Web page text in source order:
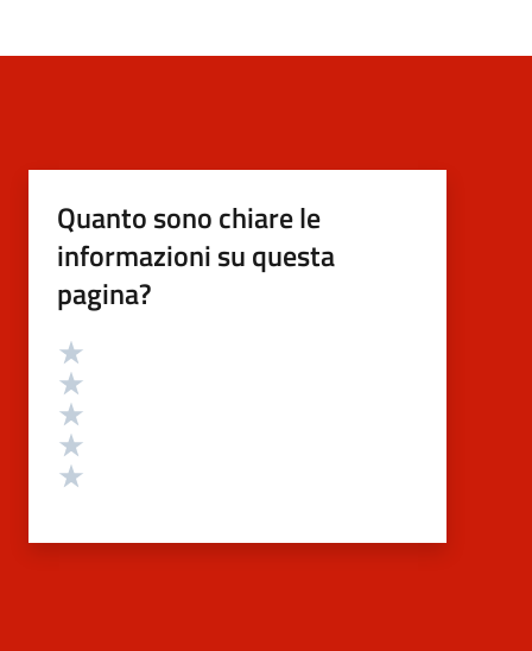
Quanto sono chiare le
informazioni su questa
pagina?
Valutazione